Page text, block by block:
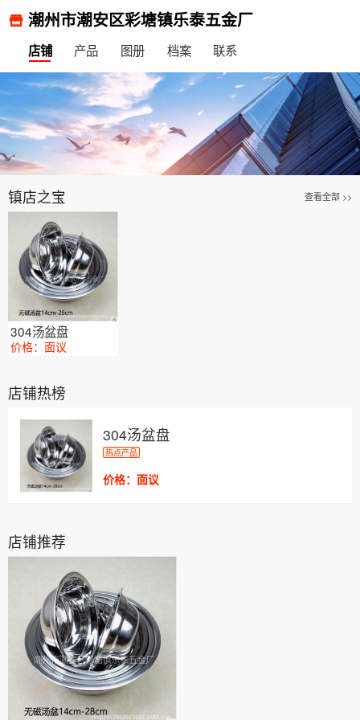
潮州市潮安区彩塘镇乐泰五金厂
店铺 产品 图册 档案 联系
镇店之宝 查看全部 >>
304汤盆盘
价格：面议
店铺热榜
304汤盆盘
热点产品
价格：面议
店铺推荐